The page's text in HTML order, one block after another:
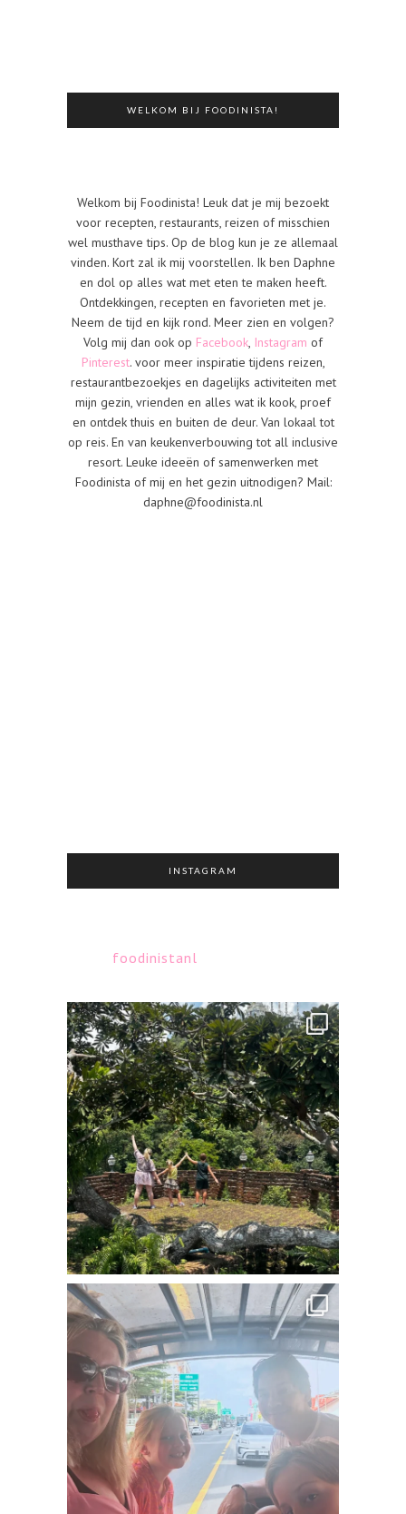
WELKOM BIJ FOODINISTA!
Welkom bij Foodinista! Leuk dat je mij bezoekt
voor recepten, restaurants, reizen of misschien
wel musthave tips. Op de blog kun je ze allemaal
vinden. Kort zal ik mij voorstellen. Ik ben Daphne
en dol op alles wat met eten te maken heeft.
Ontdekkingen, recepten en favorieten met je.
Neem de tijd en kijk rond. Meer zien en volgen?
Volg mij dan ook op Facebook, Instagram of
Pinterest. voor meer inspiratie tijdens reizen,
restaurantbezoekjes en dagelijks activiteiten met
mijn gezin, vrienden en alles wat ik kook, proef
en ontdek thuis en buiten de deur. Van lokaal tot
op reis. En van keukenverbouwing tot all inclusive
resort. Leuke ideeën of samenwerken met
Foodinista of mij en het gezin uitnodigen? Mail:
daphne@foodinista.nl
INSTAGRAM
foodinistanl